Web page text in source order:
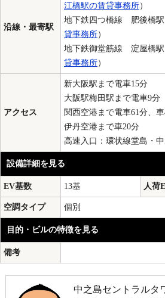
沿線・最寄駅
江橋駅の賃貸事務所）
地下鉄四つ橋線 肥後橋
貸事務所）
地下鉄御堂筋線 淀屋橋
貸事務所）
アクセス
新大阪駅まで電車15分
大阪駅梅田駅まで電車9分
関西空港まで電車61分、
伊丹空港まで車20分
高速入口：環状線堂島・
設備詳細を見る
EV基数 13基 人荷
空調タイプ 個別
目的・ビルの特徴を見る
備考
中之島セントラルタ